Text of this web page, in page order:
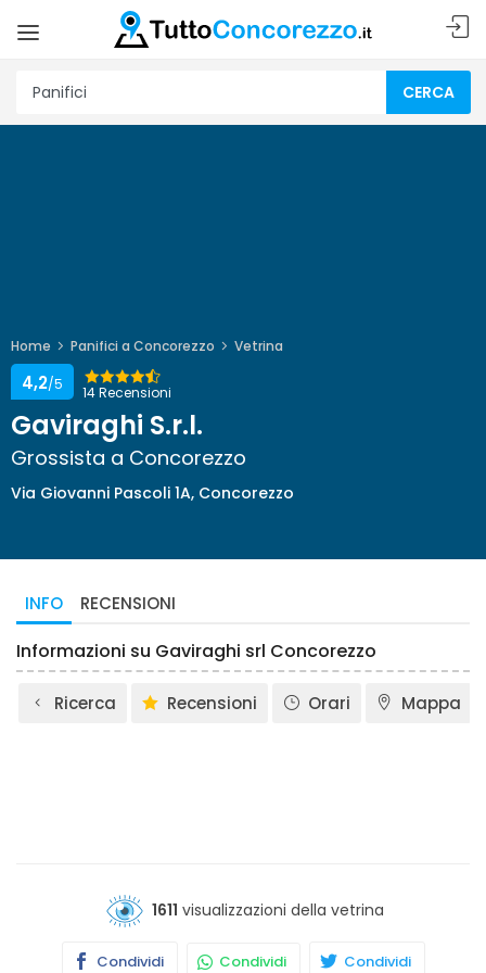
CERCA
Home Panifici a Concorezzo Vetrina
14 Recensioni
4,2/5
Gaviraghi S.r.l.
Grossista a Concorezzo
Via Giovanni Pascoli 1A, Concorezzo
INFO RECENSIONI
Informazioni su Gaviraghi srl Concorezzo
Ricerca Recensioni Orari Mappa
1611 visualizzazioni della vetrina
Condividi Condividi Condividi